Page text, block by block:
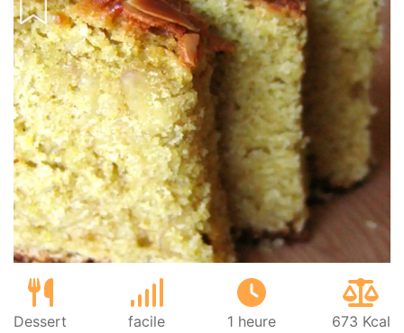
Dessert facile 1 heure 673 Kcal